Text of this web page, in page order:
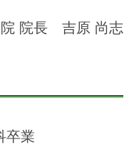
院 院長 吉原 尚志
卒業